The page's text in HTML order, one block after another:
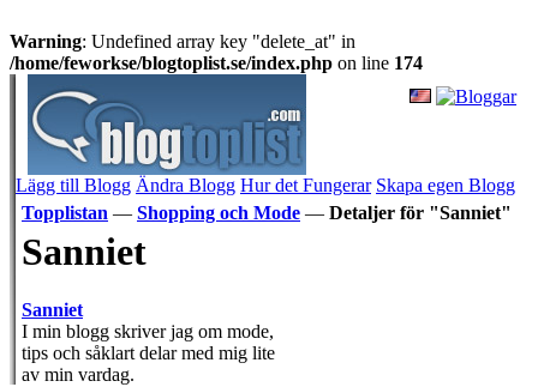
Warning: Undefined array key "delete_at" in
/home/feworkse/blogtoplist.se/index.php on line 174
Lägg till Blogg Ändra Blogg Hur det Fungerar Skapa egen Blogg
Topplistan — Shopping och Mode — Detaljer för "Sanniet"
Sanniet
Sanniet
I min blogg skriver jag om mode,
tips och såklart delar med mig lite
av min vardag.